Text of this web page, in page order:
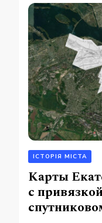
ІСТОРІЯ МІСТА
Карты
с